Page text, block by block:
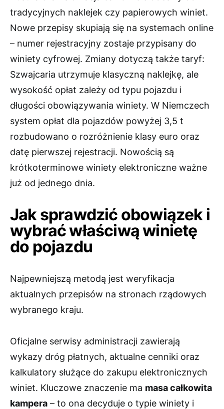
tradycyjnych naklejek czy papierowych winiet.
Nowe przepisy skupiają się na systemach online
– numer rejestracyjny zostaje przypisany do
winiety cyfrowej. Zmiany dotyczą także taryf:
Szwajcaria utrzymuje klasyczną naklejkę, ale
wysokość opłat zależy od typu pojazdu i
długości obowiązywania winiety. W Niemczech
system opłat dla pojazdów powyżej 3,5 t
rozbudowano o rozróżnienie klasy euro oraz
datę pierwszej rejestracji. Nowością są
krótkoterminowe winiety elektroniczne ważne
już od jednego dnia.
Jak sprawdzić obowiązek i
wybrać właściwą winietę
do pojazdu
Najpewniejszą metodą jest weryfikacja
aktualnych przepisów na stronach rządowych
wybranego kraju.
Oficjalne serwisy administracji zawierają
wykazy dróg płatnych, aktualne cenniki oraz
kalkulatory służące do zakupu elektronicznych
winiet. Kluczowe znaczenie ma masa całkowita
kampera – to ona decyduje o typie winiety i